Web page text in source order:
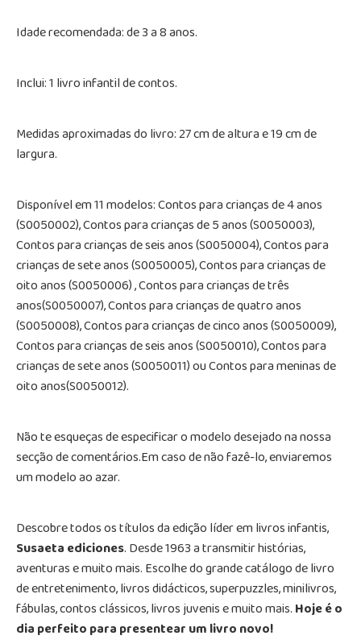
Idade recomendada: de 3 a 8 anos.
Inclui: 1 livro infantil de contos.
Medidas aproximadas do livro: 27 cm de altura e 19 cm de
largura.
Disponível em 11 modelos: Contos para crianças de 4 anos
(S0050002), Contos para crianças de 5 anos (S0050003),
Contos para crianças de seis anos (S0050004), Contos para
crianças de sete anos (S0050005), Contos para crianças de
oito anos (S0050006) , Contos para crianças de três
anos(S0050007), Contos para crianças de quatro anos
(S0050008), Contos para crianças de cinco anos (S0050009),
Contos para crianças de seis anos (S0050010), Contos para
crianças de sete anos (S0050011) ou Contos para meninas de
oito anos(S0050012).
Não te esqueças de especificar o modelo desejado na nossa
secção de comentários.Em caso de não fazê-lo, enviaremos
um modelo ao azar.
Descobre todos os títulos da edição líder em livros infantis,
Susaeta ediciones. Desde 1963 a transmitir histórias,
aventuras e muito mais. Escolhe do grande catálogo de livro
de entretenimento, livros didácticos, superpuzzles, minilivros,
fábulas, contos clássicos, livros juvenis e muito mais.Hoje é o
dia perfeito para presentear um livro novo!